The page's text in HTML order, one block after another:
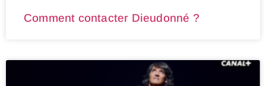
Comment contacter Dieudonné ?